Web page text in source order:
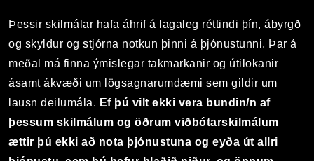
Þessir skilmálar hafa áhrif á lagaleg réttindi þín, ábyrgð
og skyldur og stjórna notkun þinni á þjónustunni. Þar á
meðal má finna ýmislegar takmarkanir og útilokanir
ásamt ákvæði um lögsagnarumdæmi sem gildir um
lausn deilumála. Ef þú vilt ekki vera bundin/n af
þessum skilmálum og öðrum viðbótarskilmálum
ættir þú ekki að nota þjónustuna og eyða út allri